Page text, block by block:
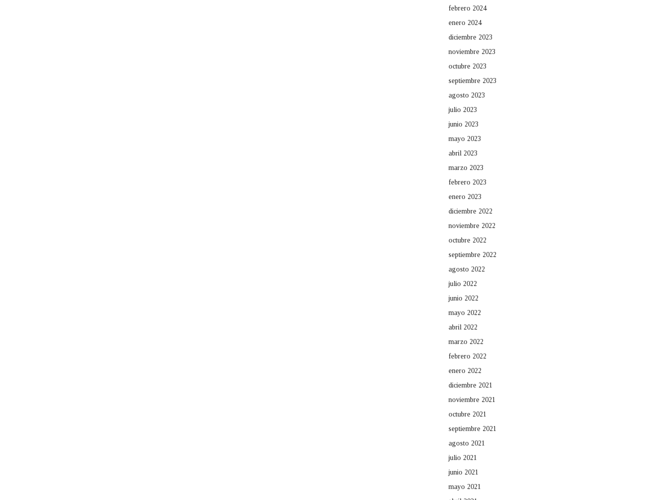
febrero 2024
enero 2024
diciembre 2023
noviembre 2023
octubre 2023
septiembre 2023
agosto 2023
julio 2023
junio 2023
mayo 2023
abril 2023
marzo 2023
febrero 2023
enero 2023
diciembre 2022
noviembre 2022
octubre 2022
septiembre 2022
agosto 2022
julio 2022
junio 2022
mayo 2022
abril 2022
marzo 2022
febrero 2022
enero 2022
diciembre 2021
noviembre 2021
octubre 2021
septiembre 2021
agosto 2021
julio 2021
junio 2021
mayo 2021